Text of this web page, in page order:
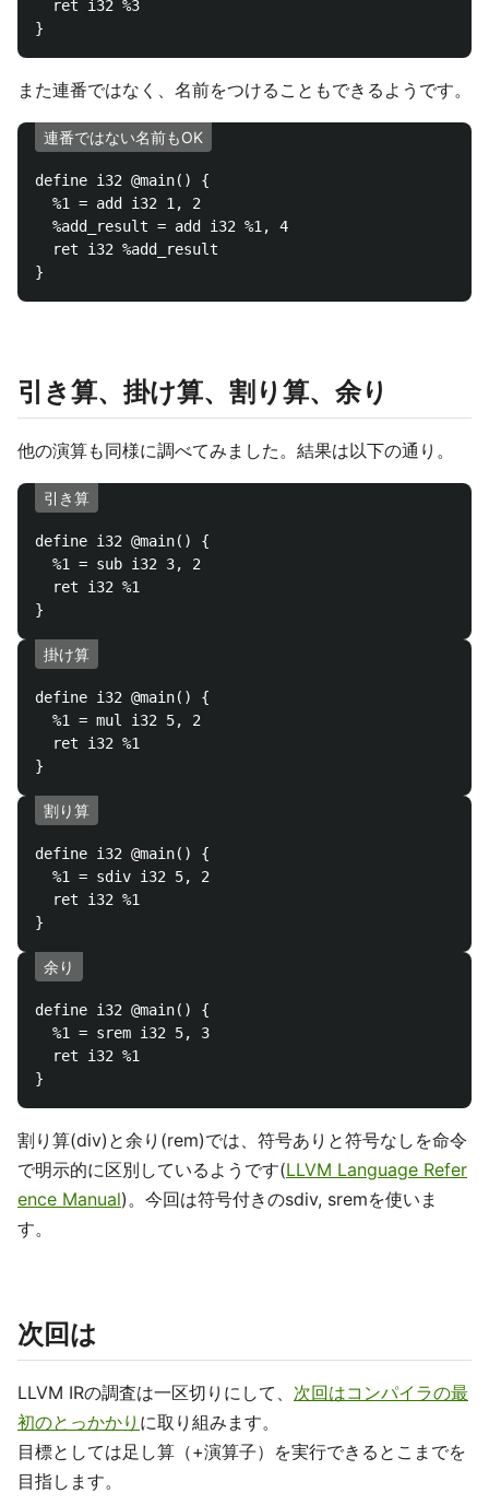
  ret i32 %3
また連番ではなく、名前をつけることもできるようです。
連番ではない名前もOK
define i32 @main() {
  %1 = add i32 1, 2
  %add_result = add i32 %1, 4
  ret i32 %add_result
引き算、掛け算、割り算、余り
他の演算も同様に調べてみました。結果は以下の通り。
引き算
define i32 @main() {
  %1 = sub i32 3, 2
  ret i32 %1
掛け算
define i32 @main() {
  %1 = mul i32 5, 2
  ret i32 %1
割り算
define i32 @main() {
  %1 = sdiv i32 5, 2
  ret i32 %1
余り
define i32 @main() {
  %1 = srem i32 5, 3
  ret i32 %1
割り算(div)と余り(rem)では、符号ありと符号なしを命令
で明示的に区別しているようです(LLVM Language Refer
ence Manual)。今回は符号付きのsdiv, sremを使いま
す。
次回は
LLVM IRの調査は一区切りにして、 次回はコンパイラの最
初のとっかかり に取り組みます。
目標としては足し算（+演算子）を実行できるとこまでを
目指します。